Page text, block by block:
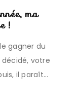
ma
!
gagner du
décidé, votre
il paraît…